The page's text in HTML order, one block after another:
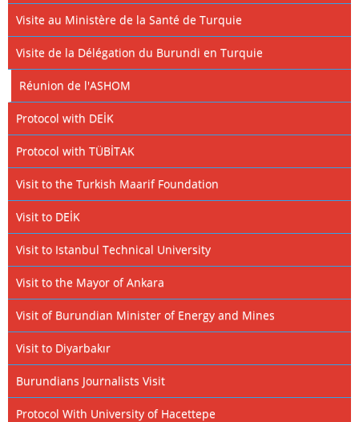
Visite au Ministère de la Santé de Turquie
Visite de la Délégation du Burundi en Turquie
Réunion de l'ASHOM
Protocol with DEİK
Protocol with TÜBİTAK
Visit to the Turkish Maarif Foundation
Visit to DEİK
Visit to Istanbul Technical University
Visit to the Mayor of Ankara
Visit of Burundian Minister of Energy and Mines
Visit to Diyarbakır
Burundians Journalists Visit
Protocol With University of Hacettepe